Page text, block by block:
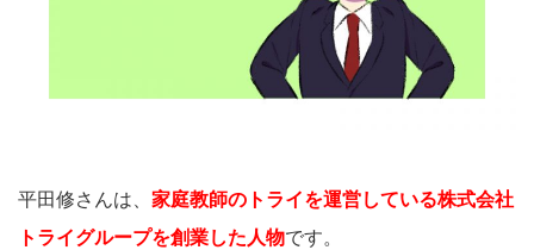
平田修さんは、 家庭教師のトライを運営している株式会社
トライグループを創業した人物です。